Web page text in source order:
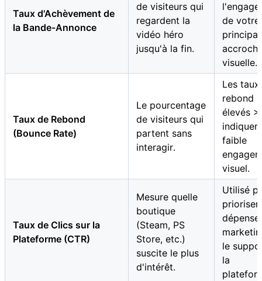
Taux d'Achèvement de
la Bande-Annonce
de visiteurs qui
regardent la
vidéo héro
jusqu'à la fin.
de votre
principal
visuelle.
Taux de Rebond
(Bounce Rate)
Le pourcentage
de visiteurs qui
partent sans
interagir.
Les
rebond
élevés
faible
visuel.
Taux de Clics sur la
Plateforme (CTR)
Mesure quelle
boutique
(Steam, PS
Store, etc.)
suscite le plus
d'intérêt.
Utilisé
prioriser
le
la